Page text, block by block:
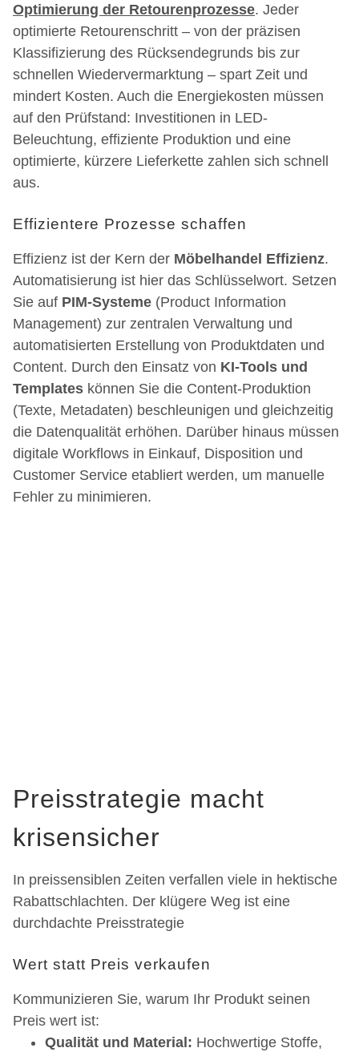
Optimierung der Retourenprozesse. Jeder
optimierte Retourenschritt – von der präzisen
Klassifizierung des Rücksendegrunds bis zur
schnellen Wiedervermarktung – spart Zeit und
mindert Kosten. Auch die Energiekosten müssen
auf den Prüfstand: Investitionen in LED-
Beleuchtung, effiziente Produktion und eine
optimierte, kürzere Lieferkette zahlen sich schnell
aus.
Effizientere Prozesse schaffen
Effizienz ist der Kern der Möbelhandel Effizienz.
Automatisierung ist hier das Schlüsselwort. Setzen
Sie auf PIM-Systeme (Product Information
Management) zur zentralen Verwaltung und
automatisierten Erstellung von Produktdaten und
Content. Durch den Einsatz von KI-Tools und
Templates können Sie die Content-Produktion
(Texte, Metadaten) beschleunigen und gleichzeitig
die Datenqualität erhöhen. Darüber hinaus müssen
digitale Workflows in Einkauf, Disposition und
Customer Service etabliert werden, um manuelle
Fehler zu minimieren.
Preisstrategie macht
krisensicher
In preissensiblen Zeiten verfallen viele in hektische
Rabattschlachten. Der klügere Weg ist eine
durchdachte Preisstrategie
Wert statt Preis verkaufen
Kommunizieren Sie, warum Ihr Produkt seinen
Preis wert ist:
Qualität und Material: Hochwertige Stoffe,